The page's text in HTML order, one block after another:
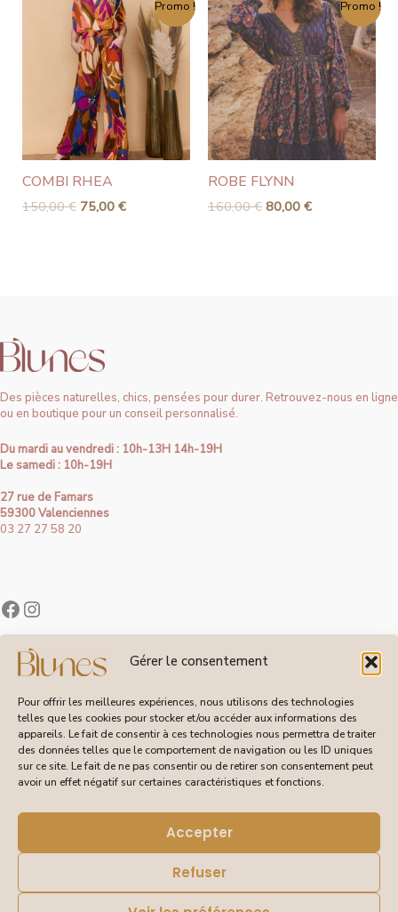
Gérer le consentement
Pour offrir les meilleures expériences, nous utilisons des technologies
telles que les cookies pour stocker et/ou accéder aux informations des
appareils. Le fait de consentir à ces technologies nous permettra de traiter
des données telles que le comportement de navigation ou les ID uniques
sur ce site. Le fait de ne pas consentir ou de retirer son consentement peut
avoir un effet négatif sur certaines caractéristiques et fonctions.
Accepter
Refuser
Promo !
COMBI RHEA
150,00€
prix
initial
était :
150,00 €.
75,00 €
prix
actuel
est :
75,00 €.
Promo !
ROBE FLYNN
160,00€
prix
initial
était :
160,00 €.
80,00 €
prix
actuel
est :
80,00 €.
Des pièces naturelles, chics, pensées pour durer. Retrouvez-nous en ligne
ou en boutique pour un conseil personnalisé.
Du mardi au vendredi : 10h-13H 14h-19H
Le samedi : 10h-19H
27 rue de Famars
59300 Valenciennes
03 27 27 58 20
Contact
À Propos de Blunes
CGV
Livraisons et Retours
Mentions Légales
Politique de Confidentialité